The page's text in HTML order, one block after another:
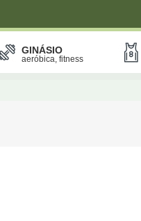
GINÁSIO
aeróbica, fitness